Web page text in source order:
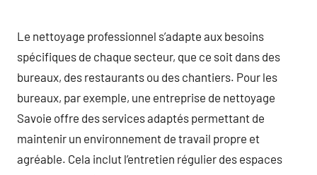
Le nettoyage professionnel s’adapte aux besoins
spécifiques de chaque secteur, que ce soit dans des
bureaux, des restaurants ou des chantiers. Pour les
bureaux, par exemple, une entreprise de nettoyage
Savoie offre des services adaptés permettant de
maintenir un environnement de travail propre et
agréable. Cela inclut l’entretien régulier des espaces